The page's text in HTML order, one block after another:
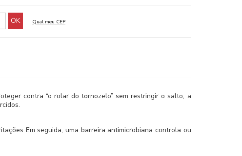
contra “o rolar do tornozelo” sem restringir o salto, a
Em seguida, uma barreira antimicrobiana controla ou